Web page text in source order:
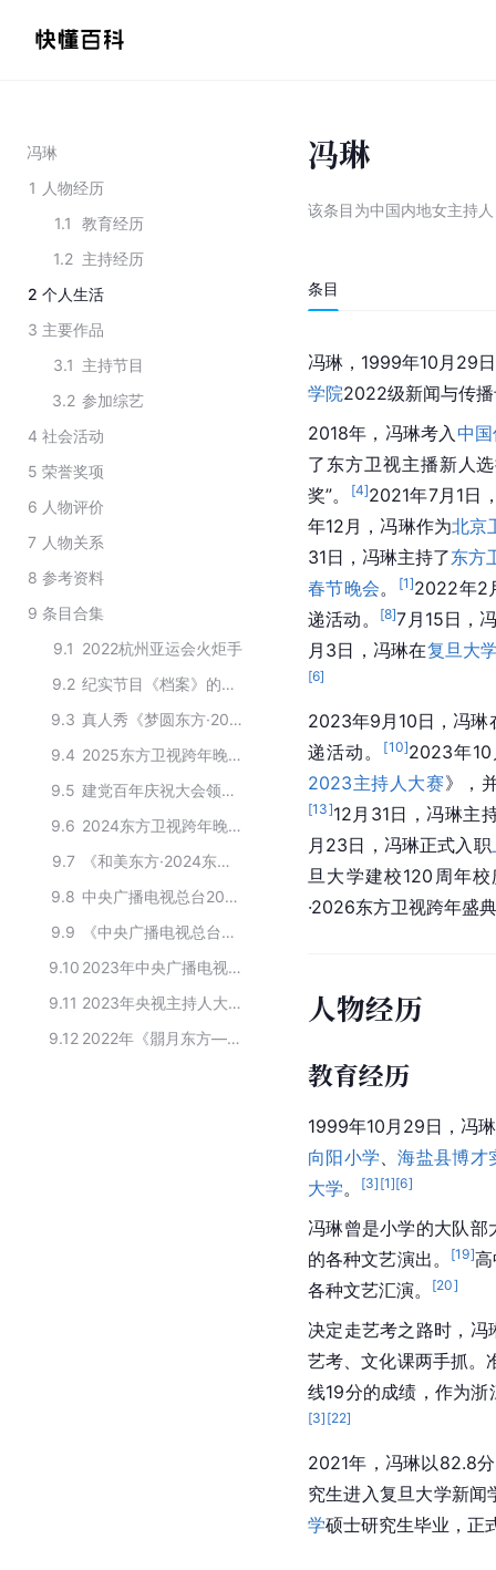
冯琳
1 人物经历
1.1
教育经历
1.2 主持经历
2 个人生活
3 主要作品
3.1 主持节目
3.2 参加综艺
4 社会活动
5 荣誉奖项
6 人物评价
7 人物关系
8 参考资料
9 条目合集
9.1 2022杭州亚运会火炬手
9.2
纪实节目《档案》的主要演职人员
9.3
真人秀《梦圆东方·2022东方卫视跨年盛典》的主要嘉宾
9.4
2025东方卫视跨年晚会参演嘉宾
9.5
建党百年庆祝大会领诵员
9.6
2024东方卫视跨年晚会参演嘉宾
9.7
《和美东方·2024东方卫视元宵特别节目》的主持人
9.8
中央广播电视总台2023主持人大赛第一赛段小组赛第一
9.9
《中央广播电视总台2023主持人大赛》参赛选手
9.10
2023年中央广播电视总台主持人大赛晋级决赛选手
9.11
2023年央视主持人大赛进入总决赛选手
9.12
2022年《朤月东方——月光露营会》嘉宾阵容
冯琳
该条目为中国内地女主持人
条目
冯琳，1999年10月29
学院2022级新闻与传
2018年，冯琳考入 中
了东方卫视主播新人
奖”。
[4]2021年7月1日
年12月，冯琳作为北京
31日，冯琳主持了东方
春节晚会。 [1]2022年2
递活动。
[8]7月15日，
月3日，冯琳在复旦大
[6]
2023年9月10日，冯琳
递活动。
[10]2023年
2023主持人大赛》，
[13]12月31日，冯琳主
月23日，冯琳正式入职
旦大学建校120周年
·2026东方卫视跨年盛
人物经历
教育经历
1999年10月29日，冯
向阳小学 、海盐县博才
大学。 [3] [1][6]
冯琳曾是小学的大队
的各种文艺演出。
[19]
各种文艺汇演。
[20]
决定走艺考之路时，冯
艺考、文化课两手抓。
线19分的成绩，作为
[3] [22]
2021年，冯琳以82.8
究生进入复旦大学新闻
学硕士研究生毕业，正